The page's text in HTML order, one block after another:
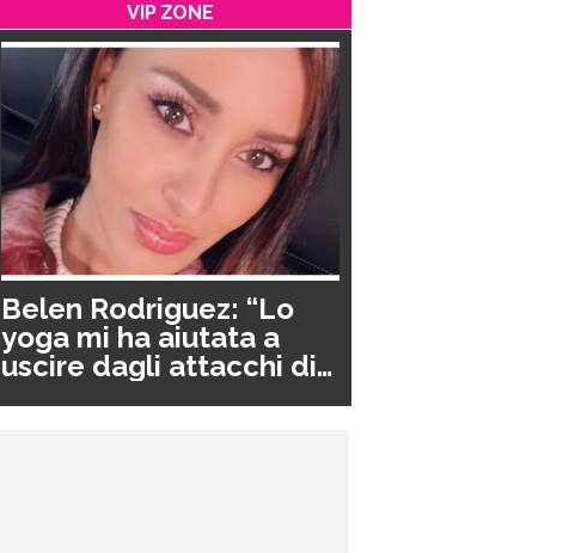
VIP ZONE
Belen Rodriguez: “Lo
yoga mi ha aiutata a
uscire dagli attacchi di